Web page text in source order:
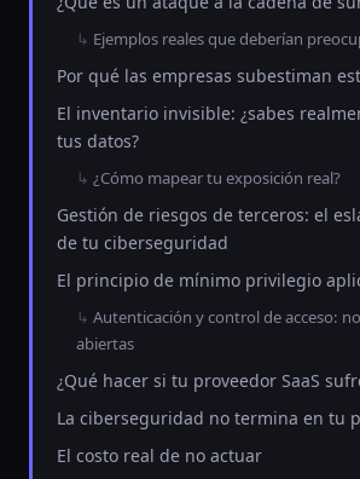
Ejemplos reales que deberían
Por qué las empresas subestiman
El inventario invisible: ¿sabes
tus datos?
¿Cómo mapear tu exposición real?
Gestión de riesgos de terceros: el
de tu ciberseguridad
El principio de mínimo privilegio
Autenticación y control de acceso:
abiertas
¿Qué hacer si tu proveedor SaaS
La ciberseguridad no termina en tu
El costo real de no actuar